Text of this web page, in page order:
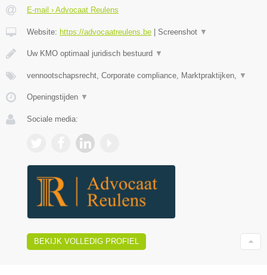
E-mail › Advocaat Reulens
Website: https://advocaatreulens.be Screenshot ▼
Uw KMO optimaal juridisch bestuurd ▼
vennootschapsrecht, Corporate compliance, Marktpraktijken, ▼
Openingstijden ▼
Sociale media:
BEKIJK VOLLEDIG PROFIEL